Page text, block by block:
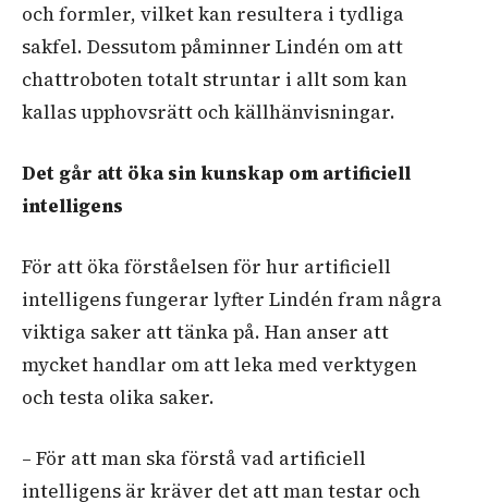
och formler, vilket kan resultera i tydliga
sakfel. Dessutom påminner Lindén om att
chattroboten totalt struntar i allt som kan
kallas upphovsrätt och källhänvisningar.
Det går att öka sin kunskap om artificiell
intelligens
För att öka förståelsen för hur artificiell
intelligens fungerar lyfter Lindén fram några
viktiga saker att tänka på. Han anser att
mycket handlar om att leka med verktygen
och testa olika saker.
– För att man ska förstå vad artificiell
intelligens är kräver det att man testar och